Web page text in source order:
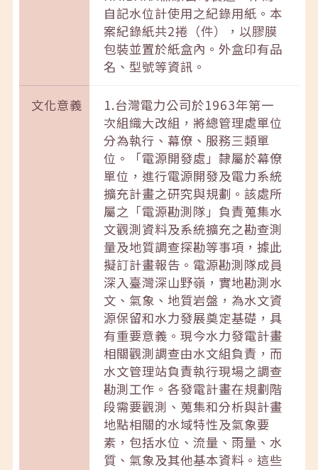
自記水位計使用之紀錄用紙。本
案紀錄紙共2捲（件），以膠膜
包裝並置於紙盒內。外盒印有品
名、型號等資訊。
文化意義
1.台灣電力公司於1963年第一
次組織大改組，將總管理處單位
分為執行、幕僚、服務三類單
位。「電源開發處」隸屬於幕僚
單位，進行電源開發及電力系統
擴充計畫之研究與規劃。該處所
屬之「電源勘測隊」負責蒐集水
文觀測資料及系統擴充之勘查測
量及地質調查探勘等事項，據此
擬訂計畫報告。電源勘測隊成員
深入臺灣深山野嶺，實地勘測水
文、氣象、地質岩盤，為水文資
源保留和水力發展奠定基礎，具
有重要意義。現今水力發電計畫
相關觀測調查由水文組負責，而
水文管理站負責執行現場之調查
勘測工作。各發電計畫在規劃階
段需要觀測、蒐集和分析與計畫
地點相關的水域特性及氣象要
素，包括水位、流量、雨量、水
質、氣象及其他基本資料。這些